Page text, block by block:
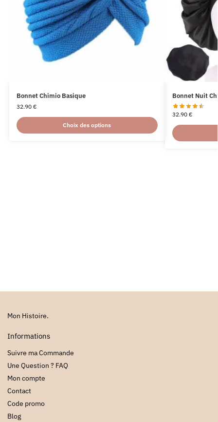
Bonnet Chimio Basique
32.90 €
Choix des options
Bonnet Nuit
32.90 €
Mon Histoire.
Informations
Suivre ma Commande
Une Question ? FAQ
Mon compte
Contact
Code promo
Blog